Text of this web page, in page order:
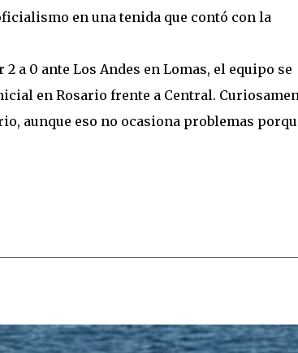
en una tenida que contó con la
a 0 ante Los Andes en Lomas, el equipo se
en Rosario frente a Central.
aunque eso no ocasiona problemas